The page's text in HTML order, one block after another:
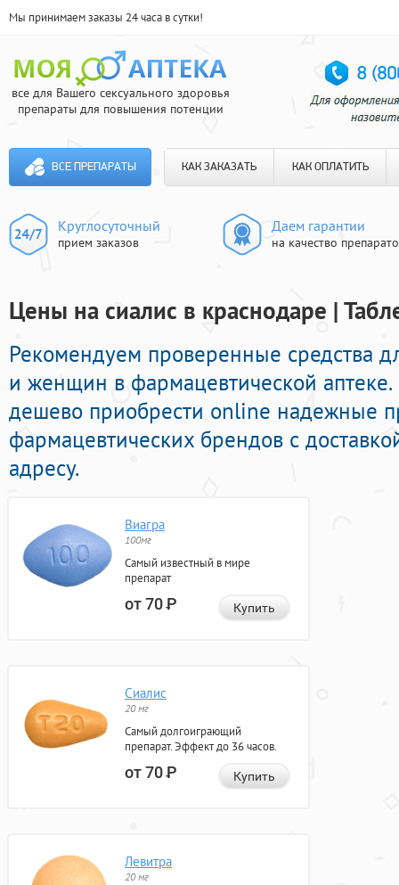
Мы принимаем заказы 24 часа в сутки!
все для Вашего сексуального здоровья
препараты для повышения потенции
ВСЕ ПРЕПАРАТЫ КАК ЗАКАЗАТЬ КАК ОПЛАТИТЬ
Круглосуточный
прием заказов
Даем гарантии
на качество
Цены на сиалис в краснодаре |
Рекомендуем проверенные средства
и женщин в фармацевтической
дешево приобрести online надежные
фармацевтических брендов с
адресу.
Виагра
100мг
Самый известный в мире
препарат
от 70Р Купить
Сиалис
20 мг
Самый долгоиграющий
препарат. Эффект до 36 часов.
от 70Р Купить
Левитра
20 мг